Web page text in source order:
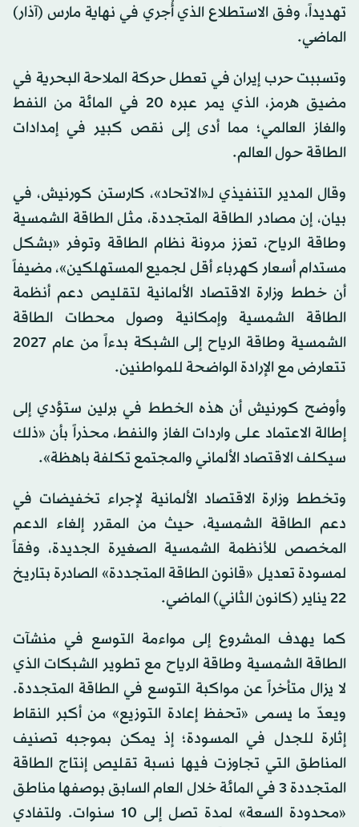
تهديداً، وفق الاستطلاع الذي أُجري في نهاية مارس (آذار)
الماضي.
وتسببت حرب إيران في تعطل حركة الملاحة البحرية في
مضيق هرمز، الذي يمر عبره 20 في المائة من النفط
والغاز العالمي؛ مما أدى إلى نقص كبير في إمدادات
الطاقة حول العالم.
وقال المدير التنفيذي لـ«الاتحاد»، كارستن كورنيش، في
بيان، إن مصادر الطاقة المتجددة، مثل الطاقة الشمسية
وطاقة الرياح، تعزز مرونة نظام الطاقة وتوفر «بشكل
مستدام أسعار كهرباء أقل لجميع المستهلكين»، مضيفاً
أن خطط وزارة الاقتصاد الألمانية لتقليص دعم أنظمة
الطاقة الشمسية وإمكانية وصول محطات الطاقة
الشمسية وطاقة الرياح إلى الشبكة بدءاً من عام 2027
تتعارض مع الإرادة الواضحة للمواطنين.
وأوضح كورنيش أن هذه الخطط في برلين ستؤدي إلى
إطالة الاعتماد على واردات الغاز والنفط، محذراً بأن «ذلك
سيكلف الاقتصاد الألماني والمجتمع تكلفة باهظة».
وتخطط وزارة الاقتصاد الألمانية لإجراء تخفيضات في
دعم الطاقة الشمسية، حيث من المقرر إلغاء الدعم
المخصص للأنظمة الشمسية الصغيرة الجديدة، وفقاً
لمسودة تعديل «قانون الطاقة المتجددة» الصادرة بتاريخ
22 يناير (كانون الثاني) الماضي.
كما يهدف المشروع إلى مواءمة التوسع في منشآت
الطاقة الشمسية وطاقة الرياح مع تطوير الشبكات الذي
لا يزال متأخراً عن مواكبة التوسع في الطاقة المتجددة.
ويعدّ ما يسمى «تحفظ إعادة التوزيع» من أكبر النقاط
إثارة للجدل في المسودة؛ إذ يمكن بموجبه تصنيف
المناطق التي تجاوزت فيها نسبة تقليص إنتاج الطاقة
المتجددة 3 في المائة خلال العام السابق بوصفها مناطق
«محدودة السعة» لمدة تصل إلى 10 سنوات. ولتفادي